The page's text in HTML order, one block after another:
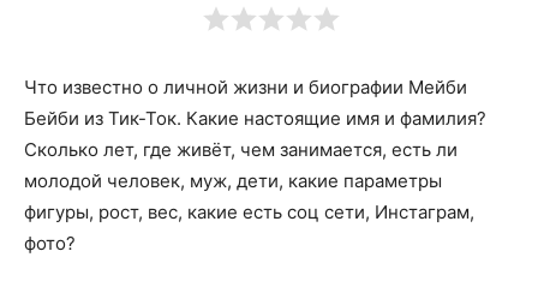
Что известно о личной жизни и биографии Мейби
Бейби из Тик-Ток. Какие настоящие имя и фамилия?
Сколько лет, где живёт, чем занимается, есть ли
молодой человек, муж, дети, какие параметры
фигуры, рост, вес, какие есть соц сети, Инстаграм,
фото?